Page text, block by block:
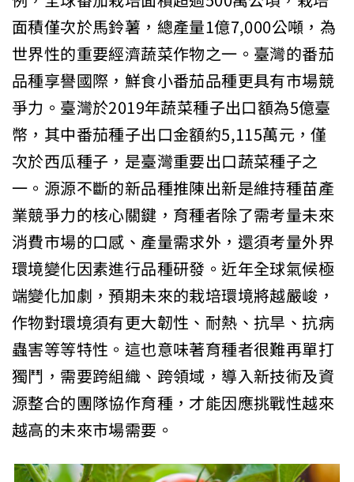
面積僅次於馬鈴薯，總產量1億7,000公噸，為
世界性的重要經濟蔬菜作物之一。臺灣的番茄
品種享譽國際，鮮食小番茄品種更具有市場競
爭力。臺灣於2019年蔬菜種子出口額為5億臺
幣，其中番茄種子出口金額約5,115萬元，僅
次於西瓜種子，是臺灣重要出口蔬菜種子之
一。源源不斷的新品種推陳出新是維持種苗產
業競爭力的核心關鍵，育種者除了需考量未來
消費市場的口感、產量需求外，還須考量外界
環境變化因素進行品種研發。近年全球氣候極
端變化加劇，預期未來的栽培環境將越嚴峻，
作物對環境須有更大韌性、耐熱、抗旱、抗病
蟲害等等特性。這也意味著育種者很難再單打
獨鬥，需要跨組織、跨領域，導入新技術及資
源整合的團隊協作育種，才能因應挑戰性越來
越高的未來市場需要。